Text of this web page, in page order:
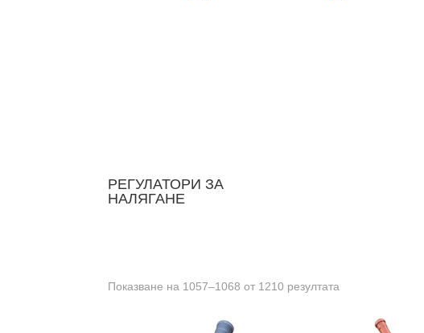
РЕГУЛАТОРИ ЗА
НАЛЯГАНЕ
Показване на 1057–1068 от 1210 резултата